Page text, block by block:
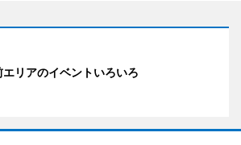
エリアのイベントいろいろ